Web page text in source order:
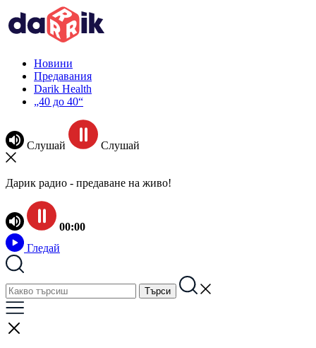
Новини
Предавания
Darik Health
„40 до 40“
Слушай Слушай
Дарик радио - предаване на живо!
00:00
Гледай